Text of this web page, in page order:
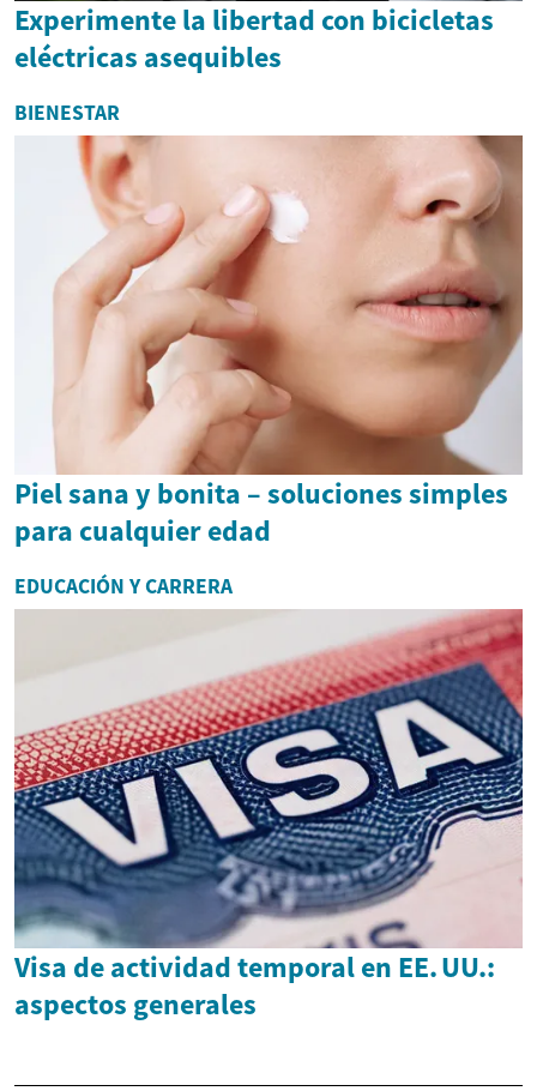
Experimente la libertad con bicicletas
eléctricas asequibles
BIENESTAR
Piel sana y bonita – soluciones simples
para cualquier edad
EDUCACIÓN Y CARRERA
Visa de actividad temporal en EE. UU.:
aspectos generales